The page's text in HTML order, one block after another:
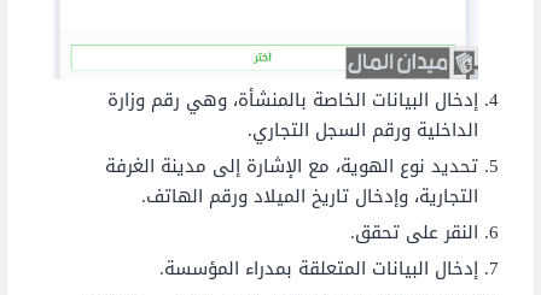
إدخال البيانات الخاصة بالمنشأة، وهي رقم وزارة
الداخلية ورقم السجل التجاري.
تحديد نوع الهوية، مع الإشارة إلى مدينة الغرفة
التجارية، وإدخال تاريخ الميلاد ورقم الهاتف.
النقر على تحقق.
إدخال البيانات المتعلقة بمدراء المؤسسة.